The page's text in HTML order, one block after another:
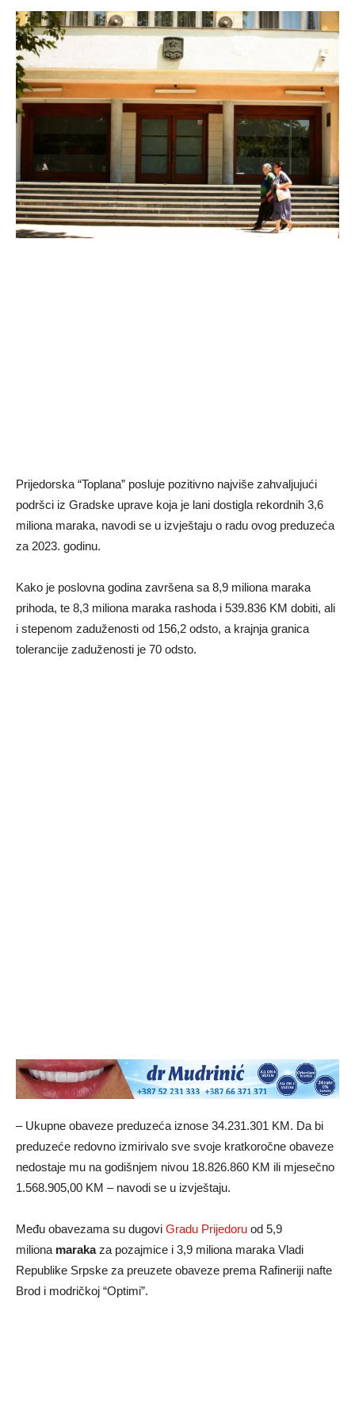
Prijedorska “Toplana” posluje pozitivno najviše zahvaljujući
podršci iz Gradske uprave koja je lani dostigla rekordnih 3,6
miliona maraka, navodi se u izvještaju o radu ovog preduzeća
za 2023. godinu.
Kako je poslovna godina završena sa 8,9 miliona maraka
prihoda, te 8,3 miliona maraka rashoda i 539.836 KM dobiti, ali
i stepenom zaduženosti od 156,2 odsto, a krajnja granica
tolerancije zaduženosti je 70 odsto.
– Ukupne obaveze preduzeća iznose 34.231.301 KM. Da bi
preduzeće redovno izmirivalo sve svoje kratkoročne obaveze
nedostaje mu na godišnjem nivou 18.826.860 KM ili mjesečno
1.568.905,00 KM – navodi se u izvještaju.
Među obavezama su dugovi Gradu Prijedoru od 5,9
miliona marakaza pozajmice i 3,9 miliona maraka Vladi
Republike Srpske za preuzete obaveze prema Rafineriji nafte
Brod i modričkoj “Optimi”.